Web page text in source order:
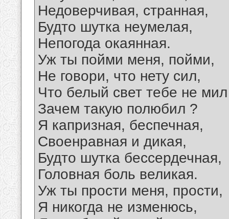
Недоверчивая, странная,
Будто шутка неумелая,
Непогода окаянная.
Уж ты пойми меня, пойми,
Не говори, что нету сил,
Что белый свет тебе не
Зачем такую полюбил ?
Я капризная, беспечная,
Своенравная и дикая,
Будто шутка бессердечная,
Головная боль великая.
Уж ты прости меня, прости,
Я никогда не изменюсь,